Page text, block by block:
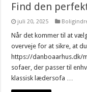
Find den
juli 20, 2025
Når det kommer til at
overveje for at sikre, at
https://danboaarhus.dk/
sofaer, der passer til
klassisk lædersofa …